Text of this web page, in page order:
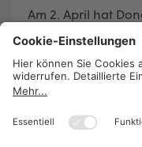
Am 2. April hat
für nahezu die
seither die
den Kopf gestellt.
Wirtschaft ist